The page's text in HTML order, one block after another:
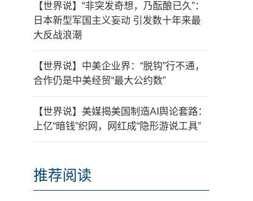
【世界说】“非突发奇想，乃酝酿已久”：
日本新型军国主义妄动 引发数十年来最
大反战浪潮
【世界说】中美企业界：“脱钩”行不通，
合作仍是中美经贸“最大公约数”
【世界说】美媒揭美国制造AI舆论套路：
上亿“暗钱”织网，网红成“隐形游说工具”
推荐阅读